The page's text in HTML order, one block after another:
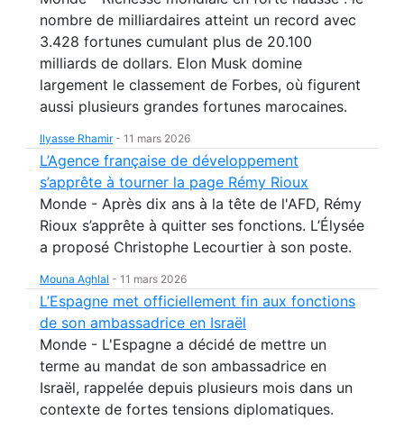
nombre de milliardaires atteint un record avec
3.428 fortunes cumulant plus de 20.100
milliards de dollars. Elon Musk domine
largement le classement de Forbes, où figurent
aussi plusieurs grandes fortunes marocaines.
Ilyasse Rhamir- 11 mars 2026
L’Agence française de développement
s’apprête à tourner la page Rémy Rioux
Monde - Après dix ans à la tête de l'AFD, Rémy
Rioux s’apprête à quitter ses fonctions. L’Élysée
a proposé Christophe Lecourtier à son poste.
Mouna Aghlal - 11 mars 2026
L’Espagne met officiellement fin aux fonctions
de son ambassadrice en Israël
Monde - L'Espagne a décidé de mettre un
terme au mandat de son ambassadrice en
Israël, rappelée depuis plusieurs mois dans un
contexte de fortes tensions diplomatiques.